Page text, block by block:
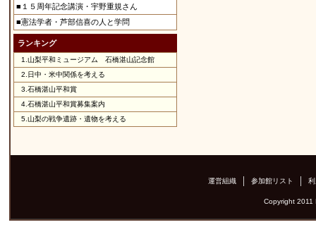
■１５周年記念講演・宇野重規さん
■憲法学者・芦部信喜の人と学問
ランキング
1. 山梨平和ミュージアム 石橋湛山記念館
2. 日中・米中関係を考える
3. 石橋湛山平和賞
4. 石橋湛山平和賞募集案内
5. 山梨の戦争遺跡・遺物を考える
運営組織 参加館リスト
Copyright 2011